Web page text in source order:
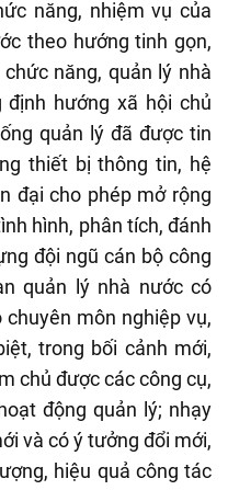
năng, nhiệm vụ của
theo hướng tinh gọn,
năng, quản lý nhà
hướng xã hội chủ
quản lý đã được tin
thiết bị thông tin, hệ
đại cho phép mở rộng
hình, phân tích, đánh
đội ngũ cán bộ công
quản lý nhà nước có
môn nghiệp vụ,
trong bối cảnh mới,
chủ được các công cụ,
động quản lý; nhạy
và có ý tưởng đổi mới,
hiệu quả công tác